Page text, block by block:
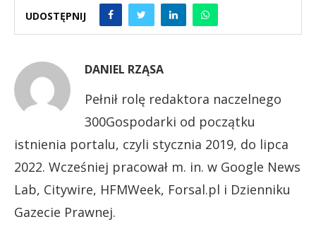
UDOSTĘPNIJ
DANIEL RZĄSA
Pełnił rolę redaktora naczelnego
300Gospodarki od początku
istnienia portalu, czyli stycznia 2019, do lipca
2022. Wcześniej pracował m. in. w Google News
Lab, Citywire, HFMWeek, Forsal.pl i Dzienniku
Gazecie Prawnej.